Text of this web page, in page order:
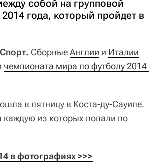
собой на групповой
года, который пройдет в
СборныеАнглии и Италии
чемпионата мира по футболу 2014
в пятницу в Коста-ду-Сауипе.
из которых попали по
в фотографиях >>>